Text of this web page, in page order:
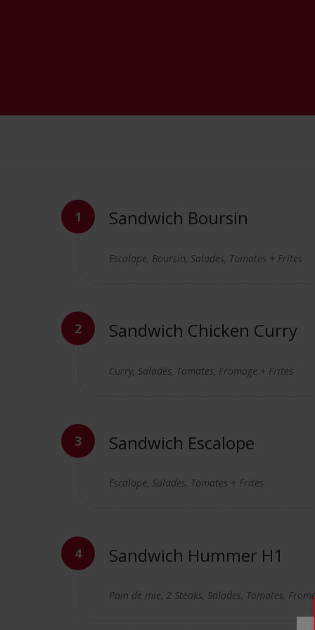
Sandwich Boursin
Escalope, Boursin, Salades, Tomates + Frites
Sandwich Chicken Curry
Curry, Salades, Tomates, Fromage + Frites
Sandwich Escalope
Escalope, Salades, Tomates + Frites
Sandwich Hummer H1
Pain de mie, 2 Steaks, Salades, Tomates,